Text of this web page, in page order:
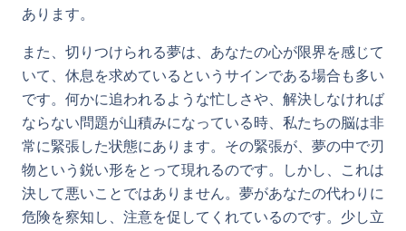
あります。
また、切りつけられる夢は、あなたの心が限界を感じて
いて、休息を求めているというサインである場合も多い
です。何かに追われるような忙しさや、解決しなければ
ならない問題が山積みになっている時、私たちの脳は非
常に緊張した状態にあります。その緊張が、夢の中で刃
物という鋭い形をとって現れるのです。しかし、これは
決して悪いことではありません。夢があなたの代わりに
危険を察知し、注意を促してくれているのです。少し立